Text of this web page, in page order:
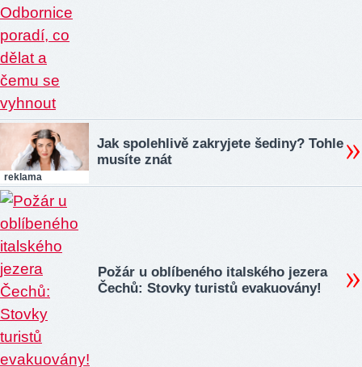
reklama
Jak spolehlivě zakryjete šediny? Tohle
musíte znát
Požár u oblíbeného italského jezera
Čechů: Stovky turistů evakuovány!